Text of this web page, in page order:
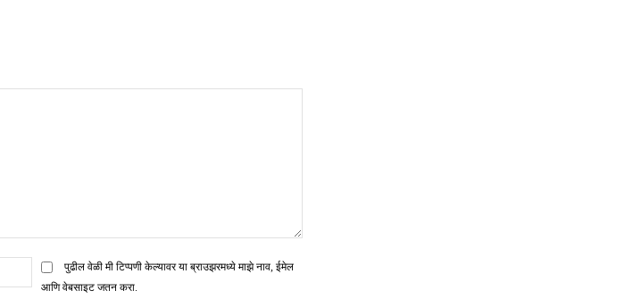
मेल*
पुढील वेळी मी टिप्पणी केल्यावर या ब्राउझरमध्ये माझे नाव, ईमेल
आणि वेबसाइट जतन करा.